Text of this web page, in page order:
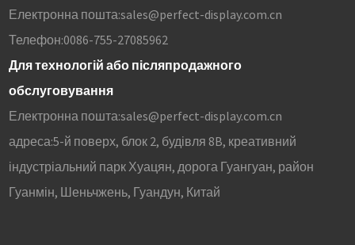
Електронна пошта:sales@perfect-display.com.cn
Телефон:0086-755-27085962
Для технологій або післяпродажного
обслуговування
Електронна пошта:sales@perfect-display.com.cn
адреса:5-й поверх, блок 2, будівля 8B, креативний
індустріальний парк Хуацян, дорога Гуангуан, район
Гуанмін, Шеньчжень, Гуандун, Китай